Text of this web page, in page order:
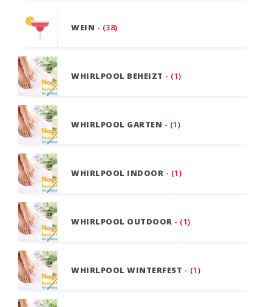
WEIN - (38)
WHIRLPOOL BEHEIZT - (1)
WHIRLPOOL GARTEN - (1)
WHIRLPOOL INDOOR - (1)
WHIRLPOOL OUTDOOR - (1)
WHIRLPOOL WINTERFEST - (1)